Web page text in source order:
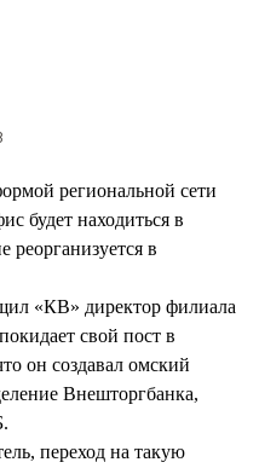
региональной сети
будет находиться в
реорганизуется в
«КВ» директор филиала
свой пост в
он создавал омский
Внешторгбанка,
переход на такую